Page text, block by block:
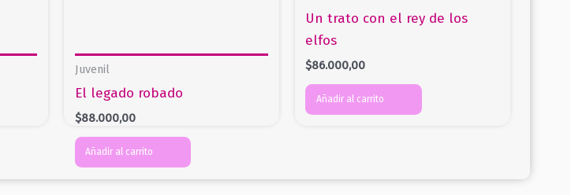
Juvenil
El legado robado
$88.000,00
Añadir al carrito
Un trato con el rey de los
elfos
$86.000,00
Añadir al carrito